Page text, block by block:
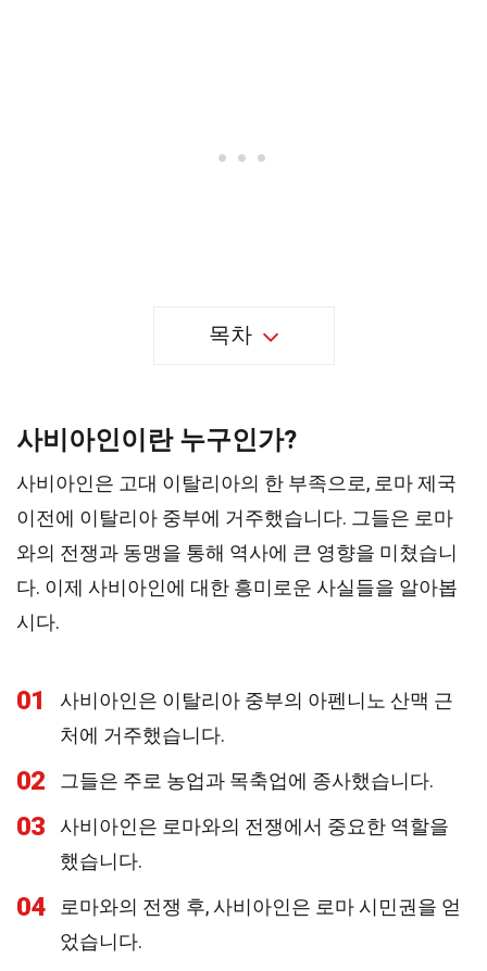
목차
사비아인이란 누구인가?
사비아인은 고대 이탈리아의 한 부족으로, 로마 제국
이전에 이탈리아 중부에 거주했습니다. 그들은 로마
와의 전쟁과 동맹을 통해 역사에 큰 영향을 미쳤습니
다. 이제 사비아인에 대한 흥미로운 사실들을 알아봅
시다.
01
사비아인은 이탈리아 중부의 아펜니노 산맥 근
처에 거주했습니다.
02 그들은 주로 농업과 목축업에 종사했습니다.
03
사비아인은 로마와의 전쟁에서 중요한 역할을
했습니다.
04
로마와의 전쟁 후, 사비아인은 로마 시민권을 얻
었습니다.